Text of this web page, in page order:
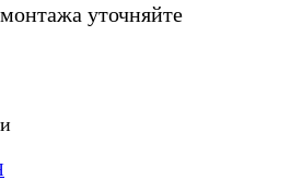
уточняйте